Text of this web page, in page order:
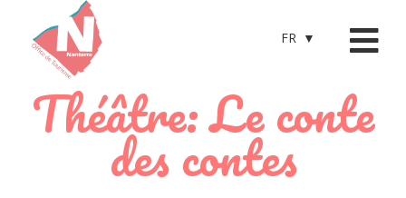
FR
Théâtre: Le conte
des contes